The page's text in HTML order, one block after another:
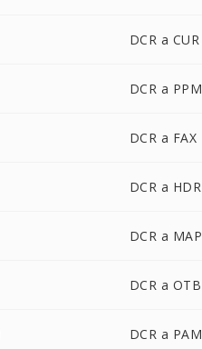
DCR a CUR
DCR a PPM
DCR a FAX
DCR a HDR
DCR a MAP
DCR a OTB
DCR a PAM